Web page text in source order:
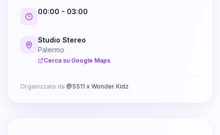
00:00 - 03:00
Studio Stereo
Palermo
Cerca su Google Maps
Organizzato da @5511 x Wonder Kidz